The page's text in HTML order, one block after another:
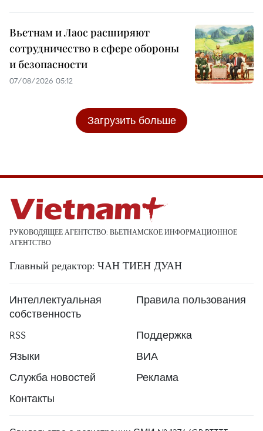
Вьетнам и Лаос расширяют
сотрудничество в сфере обороны
и безопасности
07/08/2026 05:12
Загрузить больше
РУКОВОДЯЩЕЕ АГЕНТСТВО: ВЬЕТНАМСКОЕ ИНФОРМАЦИОННОЕ
АГЕНТСТВО
Главный редактор: ЧАН ТИЕН ДУАН
Интеллектуальная
собственность
Правила пользования
RSS
Поддержка
Языки
ВИА
Служба новостей
Реклама
Контакты